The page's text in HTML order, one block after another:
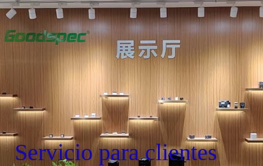
Servicio para clientes